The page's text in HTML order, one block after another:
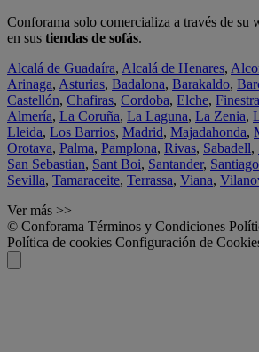
Conforama solo comercializa a través de su
en sus tiendas de sofás.
Alcalá de Guadaíra, Alcalá de Henares,
Arinaga, Asturias, Badalona, Barakaldo,
Castellón, Chafiras, Cordoba, Elche,
Almería, La Coruña, La Laguna, La Zenia,
Lleida, Los Barrios, Madrid, Majadahonda,
Orotava, Palma, Pamplona, Rivas, Sabadell,
San Sebastian, Sant Boi, Santander,
Sevilla, Tamaraceite, Terrassa, Viana,
Ver más >>
© Conforama Términos y Condiciones
Política de cookies Configuración de